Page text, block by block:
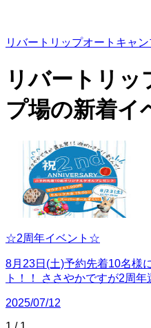
リバートリップオートキャ
リバートリッ
プ場の新着イ
☆2周年イベント☆
8月23日(土)予約先着10名様
ト！！ ささやかですが2周年
2025/07/12